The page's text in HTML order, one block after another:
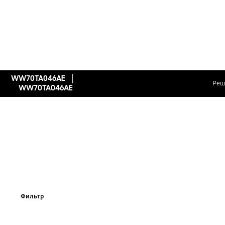
WW70TA046AE
WW70TA046AE
Фильтр